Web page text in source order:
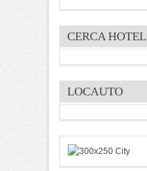
CERCA HOTEL
LOCAUTO